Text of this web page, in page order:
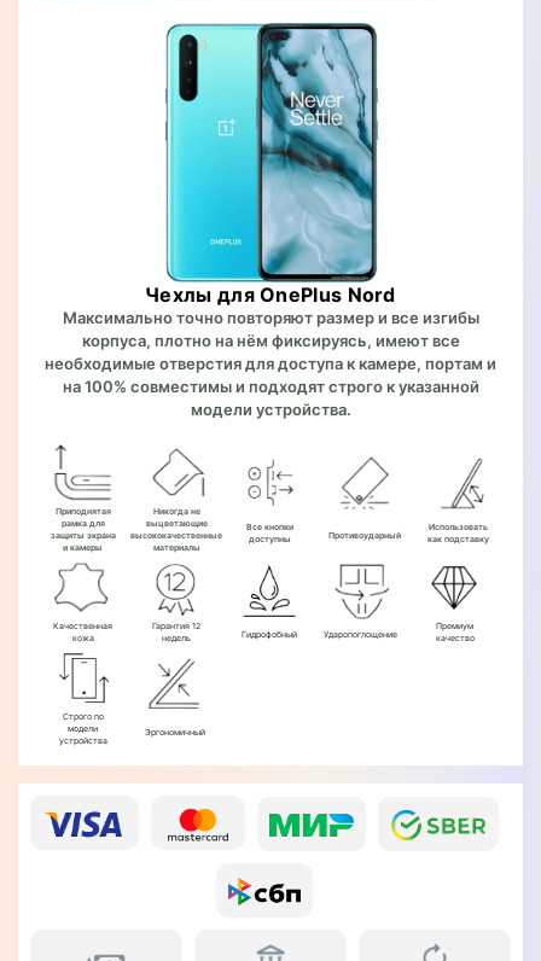
Чехлы для OnePlus Nord
Максимально точно повторяют размер и все изгибы
корпуса, плотно на нём фиксируясь, имеют все
необходимые отверстия для доступа к камере, портам и
на 100% совместимы и подходят строго к указанной
модели устройства.
Приподнятая
рамка для
защиты экрана
и камеры
Никогда не
выцветающие
высококачественные
материалы
Все кнопки
доступны
Противоударный
Использовать
как подставку
Качественная
кожа
Гарантия 12
недель
Гидрофобный Ударопоглощение
Премиум
качество
Строго по
модели
устройства
Эргономичный